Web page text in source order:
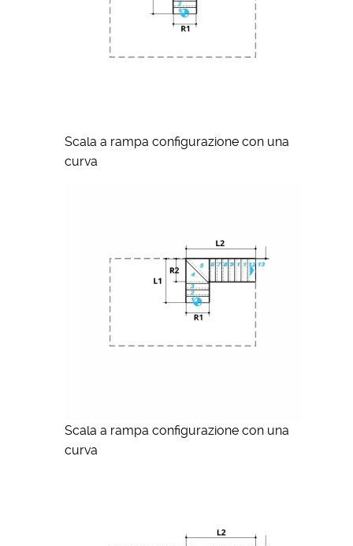
Scala a rampa configurazione con una
curva
Scala a rampa configurazione con una
curva